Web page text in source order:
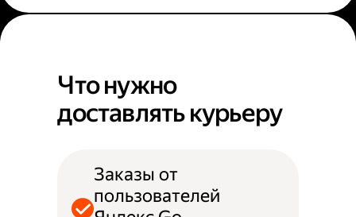
Что нужно
доставлять курьеру
Заказы от
пользователей